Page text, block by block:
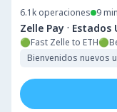
6.1k operaciones 9
Zelle Pay · Estados
🟢Fast Zelle to
Bienvenidos nuevos